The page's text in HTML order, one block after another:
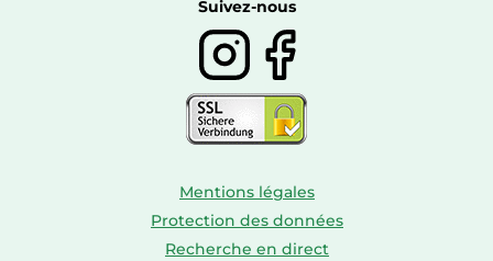
Suivez-nous
Mentions légales
Protection des données
Recherche en direct